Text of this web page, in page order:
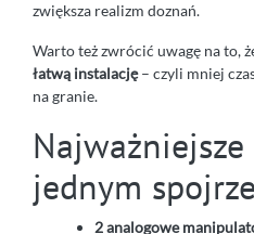
zwiększa realizm doznań.
Warto też zwrócić uwagę na to,
łatwą instalację– czyli mniej
na granie.
jednym
2 analogowe